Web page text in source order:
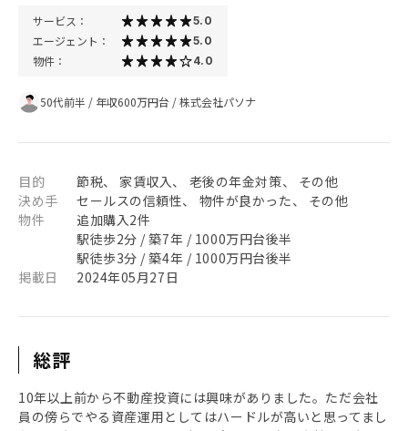
サービス： 5.0
エージェント： 5.0
物件： 4.0
50代前半 / 年収600万円台 /株式会社パソナ
目的
節税、 家賃収入、 老後の年金対策、 その他
決め手
セールスの信頼性、 物件が良かった、 その他
物件
追加購入2件
駅徒歩2分 / 築7年 / 1000万円台後半
駅徒歩3分 / 築4年 / 1000万円台後半
掲載日
2024年05月27日
総評
10年以上前から不動産投資には興味がありました。ただ会社
員の傍らでやる資産運用としてはハードルが高いと思ってまし